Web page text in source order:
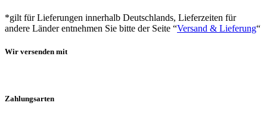
*gilt für Lieferungen innerhalb Deutschlands, Lieferzeiten für
andere Länder entnehmen Sie bitte der Seite “Versand & Lieferung“
Wir versenden mit
Zahlungsarten